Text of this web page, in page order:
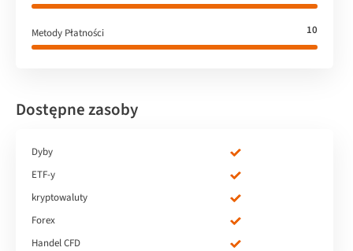
Metody Płatności 10
Dostępne zasoby
Dyby
ETF-y
kryptowaluty
Forex
Handel CFD